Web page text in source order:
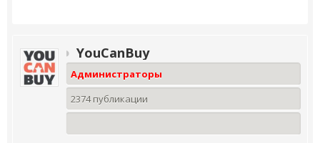
YouCanBuy
Администраторы
2374 публикации